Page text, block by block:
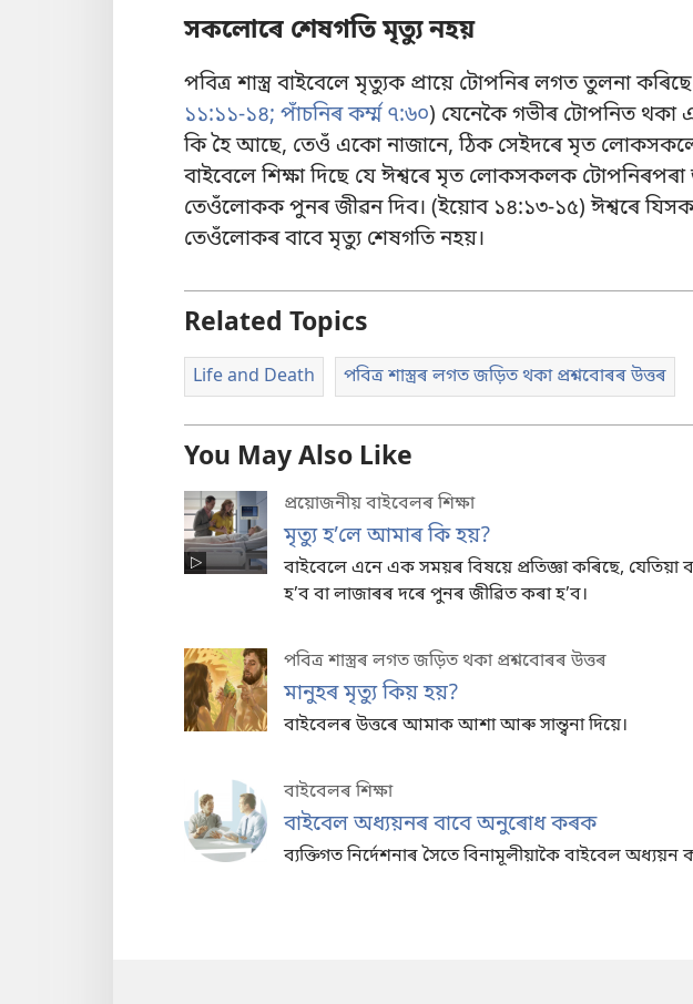
সকলোৰে শেষগতি মৃত্যু নহয়
পবিত্ৰ শাস্ত্ৰ বাইবেলে মৃত্যুক প্ৰায়ে টোপনিৰ লগত তুলনা
১১:১১-১৪; পাঁচনিৰ কৰ্ম্ম ৭:৬০) যেনেকৈ গভীৰ টোপনিত থকা
কি হৈ আছে, তেওঁ একো নাজানে, ঠিক সেইদৰে মৃত
বাইবেলে শিক্ষা দিছে যে ঈশ্বৰে মৃত লোকসকলক
তেওঁলোকক পুনৰ জীৱন দিব। (ইয়োব ১৪:১৩-১৫) ঈশ্বৰে
তেওঁলোকৰ বাবে মৃত্যু শেষগতি নহয়।
Related Topics
Life and Death পবিত্ৰ শাস্ত্ৰৰ লগত জড়িত থকা প্ৰশ্নবোৰৰ উত্তৰ
You May Also Like
প্ৰয়োজনীয় বাইবেলৰ শিক্ষা
মৃত্যু হ’লে আমাৰ কি হয়?
বাইবেলে এনে এক সময়ৰ বিষয়ে প্ৰতিজ্ঞা কৰিছে,
হ’ব বা লাজাৰৰ দৰে পুনৰ জীৱিত কৰা হ’ব।
পবিত্ৰ শাস্ত্ৰৰ লগত জড়িত থকা প্ৰশ্নবোৰৰ উত্তৰ
মানুহৰ মৃত্যু কিয় হয়?
বাইবেলৰ উত্তৰে আমাক আশা আৰু সান্ত্বনা দিয়ে।
বাইবেলৰ শিক্ষা
বাইবেল অধ্যয়নৰ বাবে অনুৰোধ কৰক
ব্যক্তিগত নিৰ্দেশনাৰ সৈতে বিনামূলীয়াকৈ বাইবেল অধ্যয়ন